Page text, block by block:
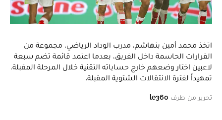
اتخذ محمد أمين بنهاشم، مدرب الوداد الرياضي، مجموعة من
القرارات الحاسمة داخل الفريق، بعدما اعتمد قائمة تضم سبعة
لاعبين اختار وضعهم خارج حساباته التقنية خلال المرحلة المقبلة،
تمهيداً لفترة الانتقالات الشتوية المقبلة.
تحرير من طرف le360